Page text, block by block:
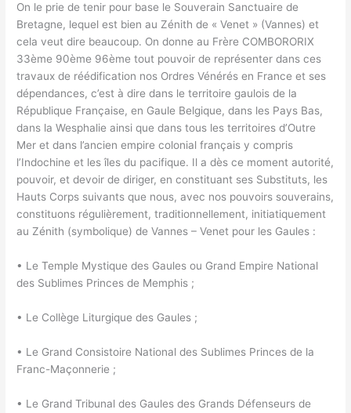
On le prie de tenir pour base le Souverain Sanctuaire de
Bretagne, lequel est bien au Zénith de « Venet » (Vannes) et
cela veut dire beaucoup. On donne au Frère COMBORORIX
33ème 90ème 96ème tout pouvoir de représenter dans ces
travaux de réédification nos Ordres Vénérés en France et ses
dépendances, c’est à dire dans le territoire gaulois de la
République Française, en Gaule Belgique, dans les Pays Bas,
dans la Wesphalie ainsi que dans tous les territoires d’Outre
Mer et dans l’ancien empire colonial français y compris
l’Indochine et les îles du pacifique. Il a dès ce moment autorité,
pouvoir, et devoir de diriger, en constituant ses Substituts, les
Hauts Corps suivants que nous, avec nos pouvoirs souverains,
constituons régulièrement, traditionnellement, initiatiquement
au Zénith (symbolique) de Vannes – Venet pour les Gaules :
• Le Temple Mystique des Gaules ou Grand Empire National
des Sublimes Princes de Memphis ;
• Le Collège Liturgique des Gaules ;
• Le Grand Consistoire National des Sublimes Princes de la
Franc-Maçonnerie ;
• Le Grand Tribunal des Gaules des Grands Défenseurs de